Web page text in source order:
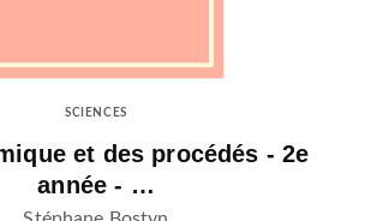
SCIENCES
et des procédés - 2e
année - …